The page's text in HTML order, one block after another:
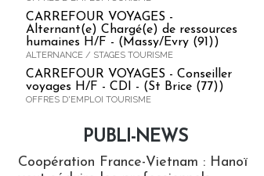
CARREFOUR VOYAGES -
Alternant(e) Chargé(e) de ressources
humaines H/F - (Massy/Evry (91))
ALTERNANCE / STAGES TOURISME
CARREFOUR VOYAGES - Conseiller
voyages H/F - CDI - (St Brice (77))
OFFRES D'EMPLOI TOURISME
PUBLI-NEWS
Coopération France-Vietnam : Hanoï